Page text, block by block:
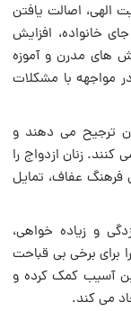
الهی، اصالت یافتن
خانواده، افزایش
های مدرن و آموزه
مواجهه با مشکلات
ترجیح می دهند و
زنان ازدواج را
فرهنگ عفاف، تمایل
و زیاده خواهی،
برای برخی بی قباحت
آسیب کمک کرده و
می کند.